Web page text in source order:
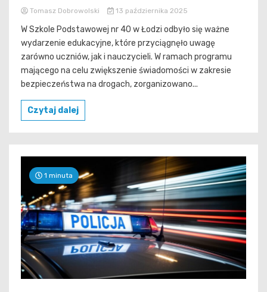
Tomasz Dobrowolski 13 października 2025
W Szkole Podstawowej nr 40 w Łodzi odbyło się ważne
wydarzenie edukacyjne, które przyciągnęło uwagę
zarówno uczniów, jak i nauczycieli. W ramach programu
mającego na celu zwiększenie świadomości w zakresie
bezpieczeństwa na drogach, zorganizowano...
Czytaj dalej
1 minuta